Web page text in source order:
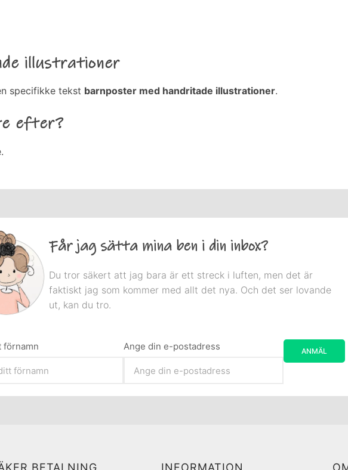
illustrationer
specifikke tekst barnposter med handritade illustrationer.
efter?
Får jag sätta mina ben i din inbox?
Du tror säkert att jag bara är ett streck i luften, men det är
faktiskt jag som kommer med allt det nya. Och det ser lovande
ut, kan du tro.
förnamn Ange din e-postadress
BETALNING INFORMATION